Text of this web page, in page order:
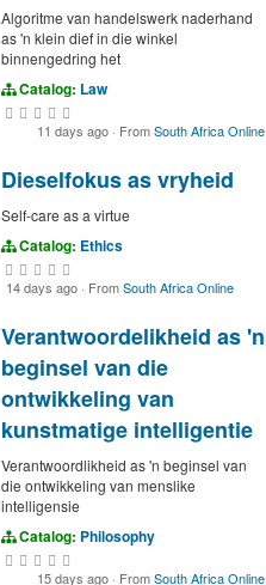
Algoritme van handelswerk naderhand
as 'n klein dief in die winkel
binnengedring het
Catalog: Law
11 days ago · FromSouth Africa Online
Dieselfokus as vryheid
Self-care as a virtue
Catalog: Ethics
14 days ago · FromSouth Africa Online
Verantwoordelikheid as 'n
beginsel van die
ontwikkeling van
kunstmatige intelligentie
Verantwoordlikheid as 'n beginsel van
die ontwikkeling van menslike
intelligensie
Catalog: Philosophy
15 days ago · FromSouth Africa Online